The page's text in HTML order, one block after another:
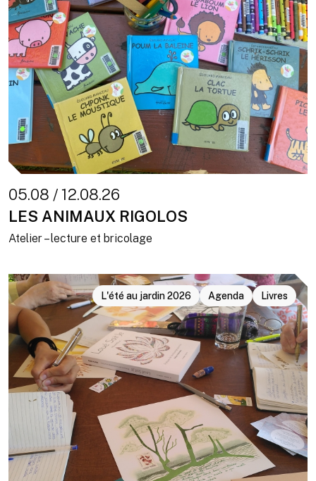
05.08 / 12.08.26
LES ANIMAUX RIGOLOS
Atelier – lecture et bricolage
L'été au jardin 2026 Agenda Livres